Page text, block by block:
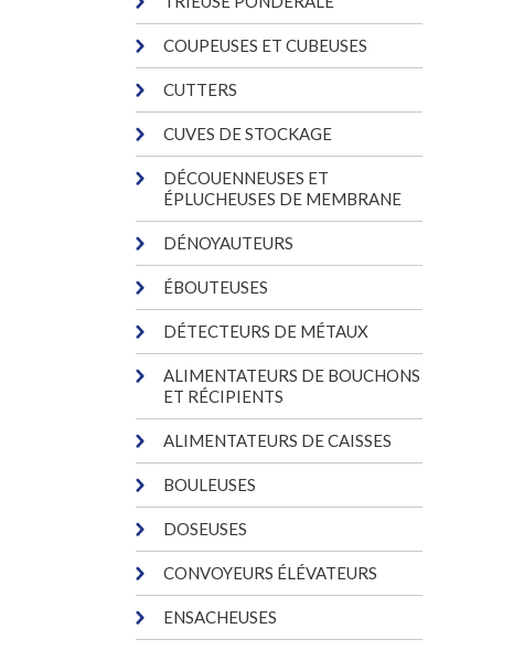
COUPEUSES ET CUBEUSES
CUTTERS
CUVES DE STOCKAGE
DÉCOUENNEUSES ET
ÉPLUCHEUSES DE MEMBRANE
DÉNOYAUTEURS
ÉBOUTEUSES
DÉTECTEURS DE MÉTAUX
ALIMENTATEURS DE BOUCHONS
ET RÉCIPIENTS
ALIMENTATEURS DE CAISSES
BOULEUSES
DOSEUSES
CONVOYEURS ÉLÉVATEURS
ENSACHEUSES